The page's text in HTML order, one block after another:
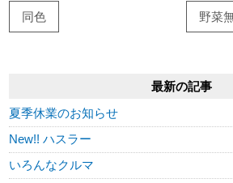
同色
最新の記事
夏季休業のお知らせ
New!! ハスラー
いろんなクルマ